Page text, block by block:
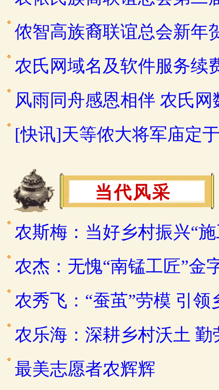
侬智高族裔联谊总会新年
农氏网域名及软件服务续
风雨同舟感恩相伴 农氏
[快讯]天等侬大将军庙定
当代风采
农斯梅：当好乡村振兴“
农杰：无愧“南锰工匠”金
农秀飞：“蚕茧”劳模 引
农乐海：深耕乡村沃土
最美志愿者农辉辉